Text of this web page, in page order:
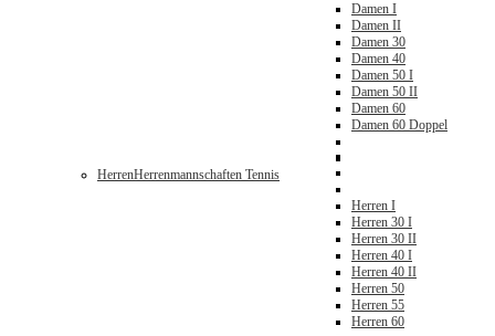
Damen I
Damen II
Damen 30
Damen 40
Damen 50 I
Damen 50 II
Damen 60
Damen 60 Doppel
HerrenHerrenmannschaften Tennis
Herren I
Herren 30 I
Herren 30 II
Herren 40 I
Herren 40 II
Herren 50
Herren 55
Herren 60